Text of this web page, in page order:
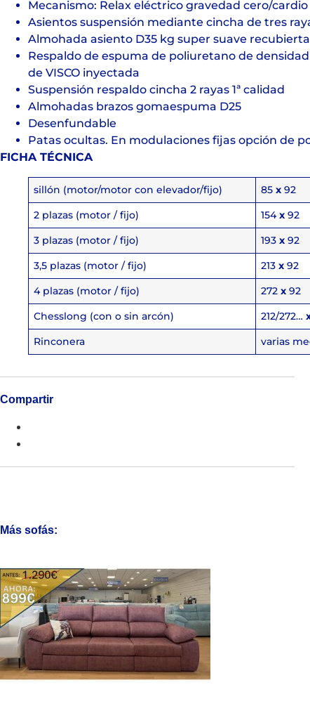
Mecanismo: Relax eléctrico gravedad cero/cardio
Asientos suspensión mediante cincha de tres
Almohada asiento D35 kg super suave
Respaldo de espuma de poliuretano de
de VISCO inyectada
Suspensión respaldo cincha 2 rayas 1ª calidad
Almohadas brazos gomaespuma D25
Desenfundable
Patas ocultas. En modulaciones fijas opción de
FICHA TÉCNICA
sillón (motor/motor con elevador/fijo) 85x 92
2 plazas (motor / fijo)
154x 92
3 plazas (motor / fijo)
193x 92
3,5 plazas (motor / fijo)
213x 92
4 plazas (motor / fijo)
272x 92
Chesslong (con o sin arcón)
212/272…
Rinconera
varias
Compartir
Más sofás: